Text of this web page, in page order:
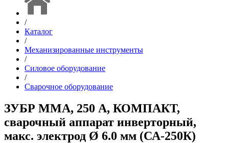
/
Каталог
/
Механизированные инструменты
/
Силовое оборудование
/
Сварочное оборудование
ЗУБР ММА, 250 А, КОМПАКТ,
сварочный аппарат инверторный,
макс. электрод Ø 6.0 мм (СА-250К)